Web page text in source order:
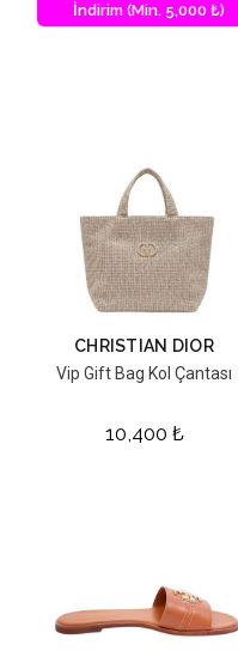
İndirim (Min. 5,000 ₺)
CHRISTIAN DIOR
Vip Gift Bag Kol Çantası
10,400 ₺